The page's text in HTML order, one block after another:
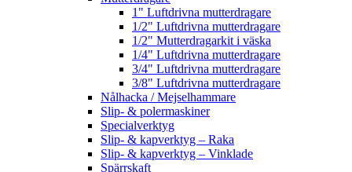
1" Luftdrivna mutterdragare
1/2" Luftdrivna mutterdragare
1/2" Mutterdragarkit i väska
1/4" Luftdrivna mutterdragare
3/4" Luftdrivna mutterdragare
3/8" Luftdrivna mutterdragare
Nålhacka / Mejselhammare
Slip- & polermaskiner
Specialverktyg
Slip- & kapverktyg – Raka
Slip- & kapverktyg – Vinklade
Spärrskaft